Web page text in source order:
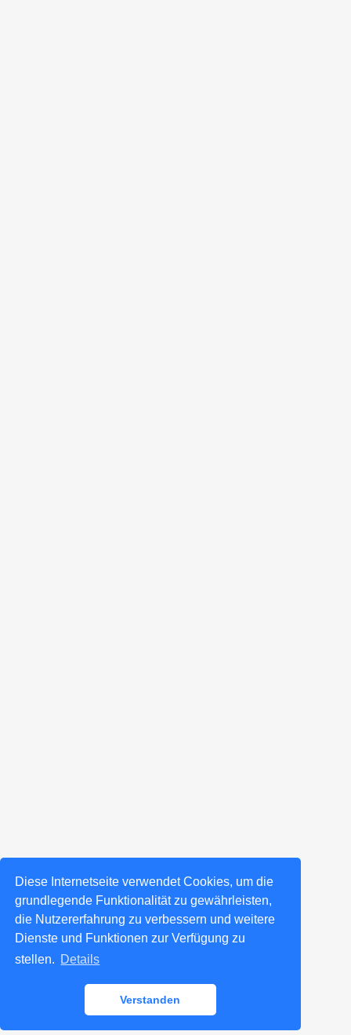
Diese Internetseite verwendet Cookies, um die
grundlegende Funktionalität zu gewährleisten,
die Nutzererfahrung zu verbessern und weitere
Dienste und Funktionen zur Verfügung zu
stellen. Details
Verstanden